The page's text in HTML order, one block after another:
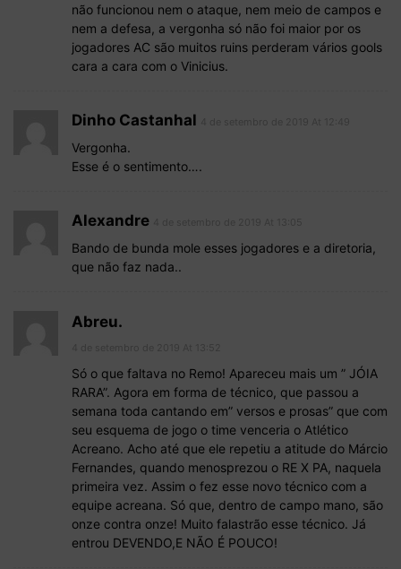
não funcionou nem o ataque, nem meio de campos e
nem a defesa, a vergonha só não foi maior por os
jogadores AC são muitos ruins perderam vários gools
cara a cara com o Vinicius.
Dinho Castanhal
Vergonha.
Esse é o sentimento….
Alexandre
Bando de bunda mole esses jogadores e a diretoria,
que não faz nada..
Abreu.
Só o que faltava no Remo! Apareceu mais um ” JÓIA
RARA”. Agora em forma de técnico, que passou a
semana toda cantando em” versos e prosas” que com
seu esquema de jogo o time venceria o Atlético
Acreano. Acho até que ele repetiu a atitude do Márcio
Fernandes, quando menosprezou o RE X PA, naquela
primeira vez. Assim o fez esse novo técnico com a
equipe acreana. Só que, dentro de campo mano, são
onze contra onze! Muito falastrão esse técnico. Já
entrou DEVENDO,E NÃO É POUCO!